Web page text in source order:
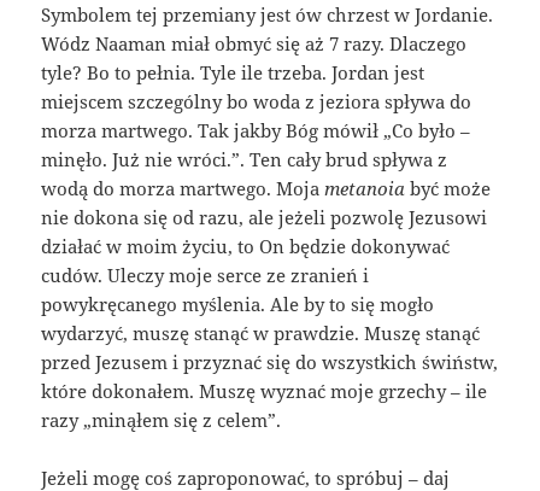
Symbolem tej przemiany jest ów chrzest w Jordanie.
Wódz Naaman miał obmyć się aż 7 razy. Dlaczego
tyle? Bo to pełnia. Tyle ile trzeba. Jordan jest
miejscem szczególny bo woda z jeziora spływa do
morza martwego. Tak jakby Bóg mówił „Co było –
minęło. Już nie wróci.”. Ten cały brud spływa z
wodą do morza martwego. Moja metanoia być może
nie dokona się od razu, ale jeżeli pozwolę Jezusowi
działać w moim życiu, to On będzie dokonywać
cudów. Uleczy moje serce ze zranień i
powykręcanego myślenia. Ale by to się mogło
wydarzyć, muszę stanąć w prawdzie. Muszę stanąć
przed Jezusem i przyznać się do wszystkich świństw,
które dokonałem. Muszę wyznać moje grzechy – ile
razy „minąłem się z celem”.
Jeżeli mogę coś zaproponować, to spróbuj – daj